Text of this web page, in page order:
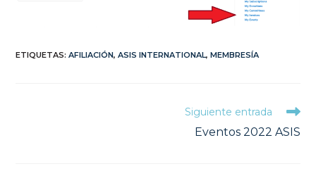
ETIQUETAS:AFILIACIÓN, ASIS INTERNATIONAL, MEMBRESÍA
Siguiente entrada
Eventos 2022 ASIS